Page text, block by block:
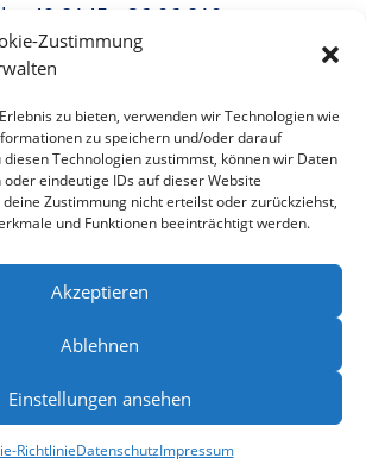
Zustimmung
zu bieten, verwenden wir Technologien wie
zu speichern und/oder darauf
Technologien zustimmst, können wir Daten
eindeutige IDs auf dieser Website
Zustimmung nicht erteilst oder zurückziehst,
und Funktionen beeinträchtigt werden.
Akzeptieren
Ablehnen
Einstellungen ansehen
RichtlinieDatenschutzImpressum
: +49 8145 - 36 06 810
+49 3221108991363

EMAIL US
info@puzzlepie.de
»Kontaktformular«
|Datenschutzerklärung|
Richtlinie (EU)|AGBs